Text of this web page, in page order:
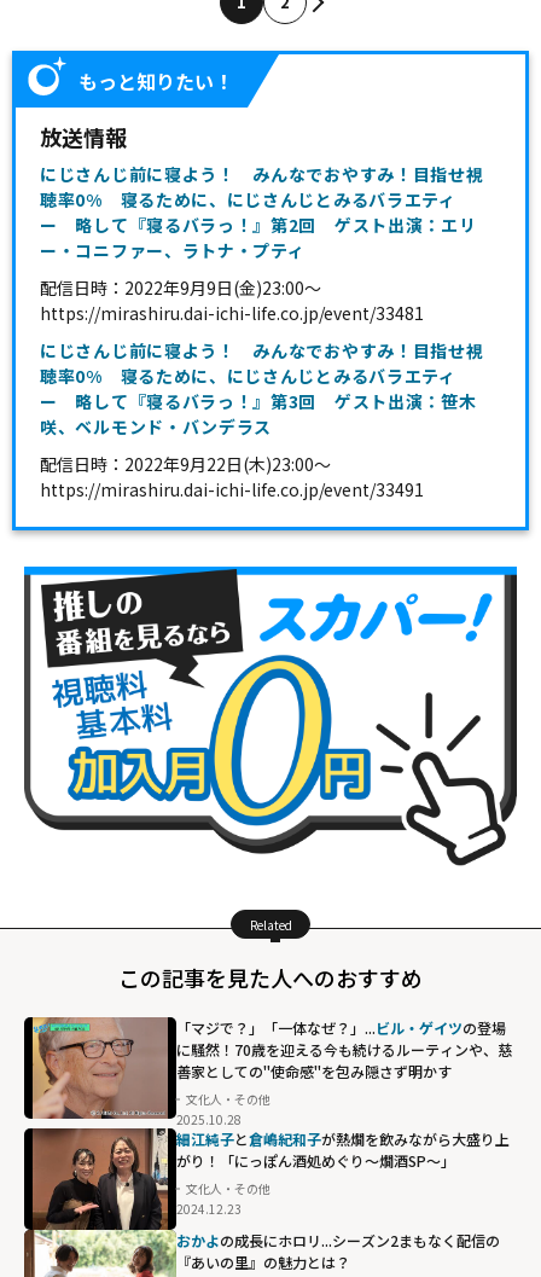
もっと知りたい！
放送情報
にじさんじ前に寝よう！ みんなでおやすみ！目指せ視
聴率0% 寝るために、にじさんじとみるバラエティ
ー 略して『寝るバラっ！』第2回 ゲスト出演：エリ
ー・コニファー、ラトナ・プティ
配信日時：2022年9月9日(金)23:00～
https://mirashiru.dai-ichi-life.co.jp/event/33481
にじさんじ前に寝よう！ みんなでおやすみ！目指せ視
聴率0% 寝るために、にじさんじとみるバラエティ
ー 略して『寝るバラっ！』第3回 ゲスト出演：笹木
咲、ベルモンド・バンデラス
配信日時：2022年9月22日(木)23:00～
https://mirashiru.dai-ichi-life.co.jp/event/33491
Related
この記事を見た人へのおすすめ
「マジで？」「一体なぜ？」...ビル・ゲイツの登場
に騒然！70歳を迎える今も続けるルーティンや、慈
善家としての"使命感"を包み隠さず明かす
文化人・その他
2025.10.28
細江純子と倉嶋紀和子が熱燗を飲みながら大盛り上
がり！「にっぽん酒処めぐり〜燗酒SP〜」
文化人・その他
2024.12.23
おかよの成長にホロリ...シーズン2まもなく配信の
『あいの里』の魅力とは？